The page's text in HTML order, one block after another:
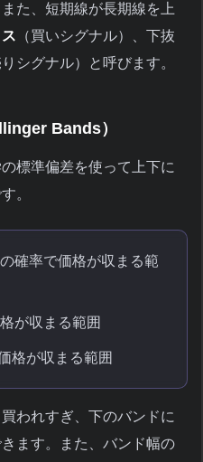
た、短期線が長期線を上
（買いシグナル）、下抜
りシグナル）と呼びます。
Bands）
標準偏差を使って上下に
。
確率で価格が収まる範
が収まる範囲
格が収まる範囲
われすぎ、下のバンドに
ます。また、バンド幅の